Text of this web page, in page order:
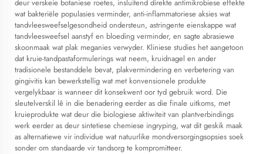
deur verskeie botaniese roetes, insluitend direkte antimikrobiese effekte
wat bakteriële populasies verminder, anti-inflammatoriese aksies wat
tandvleesweefselgesondheid ondersteun, astringente eienskappe wat
tandvleesweefsel aanstyf en bloeding verminder, en sagte abrasiewe
skoonmaak wat plak meganies verwyder. Kliniese studies het aangetoon
dat kruie-tandpastaformulerings wat neem, kruidnagel en ander
tradisionele bestanddele bevat, plakvermindering en verbetering van
gingivitis kan bewerkstellig wat met konvensionele produkte
vergelykbaar is wanneer dit konsekwent oor tyd gebruik word. Die
sleutelverskil lê in die benadering eerder as die finale uitkoms, met
kruieprodukte wat deur die biologiese aktiwiteit van plantverbindings
werk eerder as deur sintetiese chemiese ingryping, wat dit geskik maak
as alternatiewe vir individue wat natuurlike mondversorgingsopsies soek
sonder om standaarde vir tandsorg te kompromitteer.